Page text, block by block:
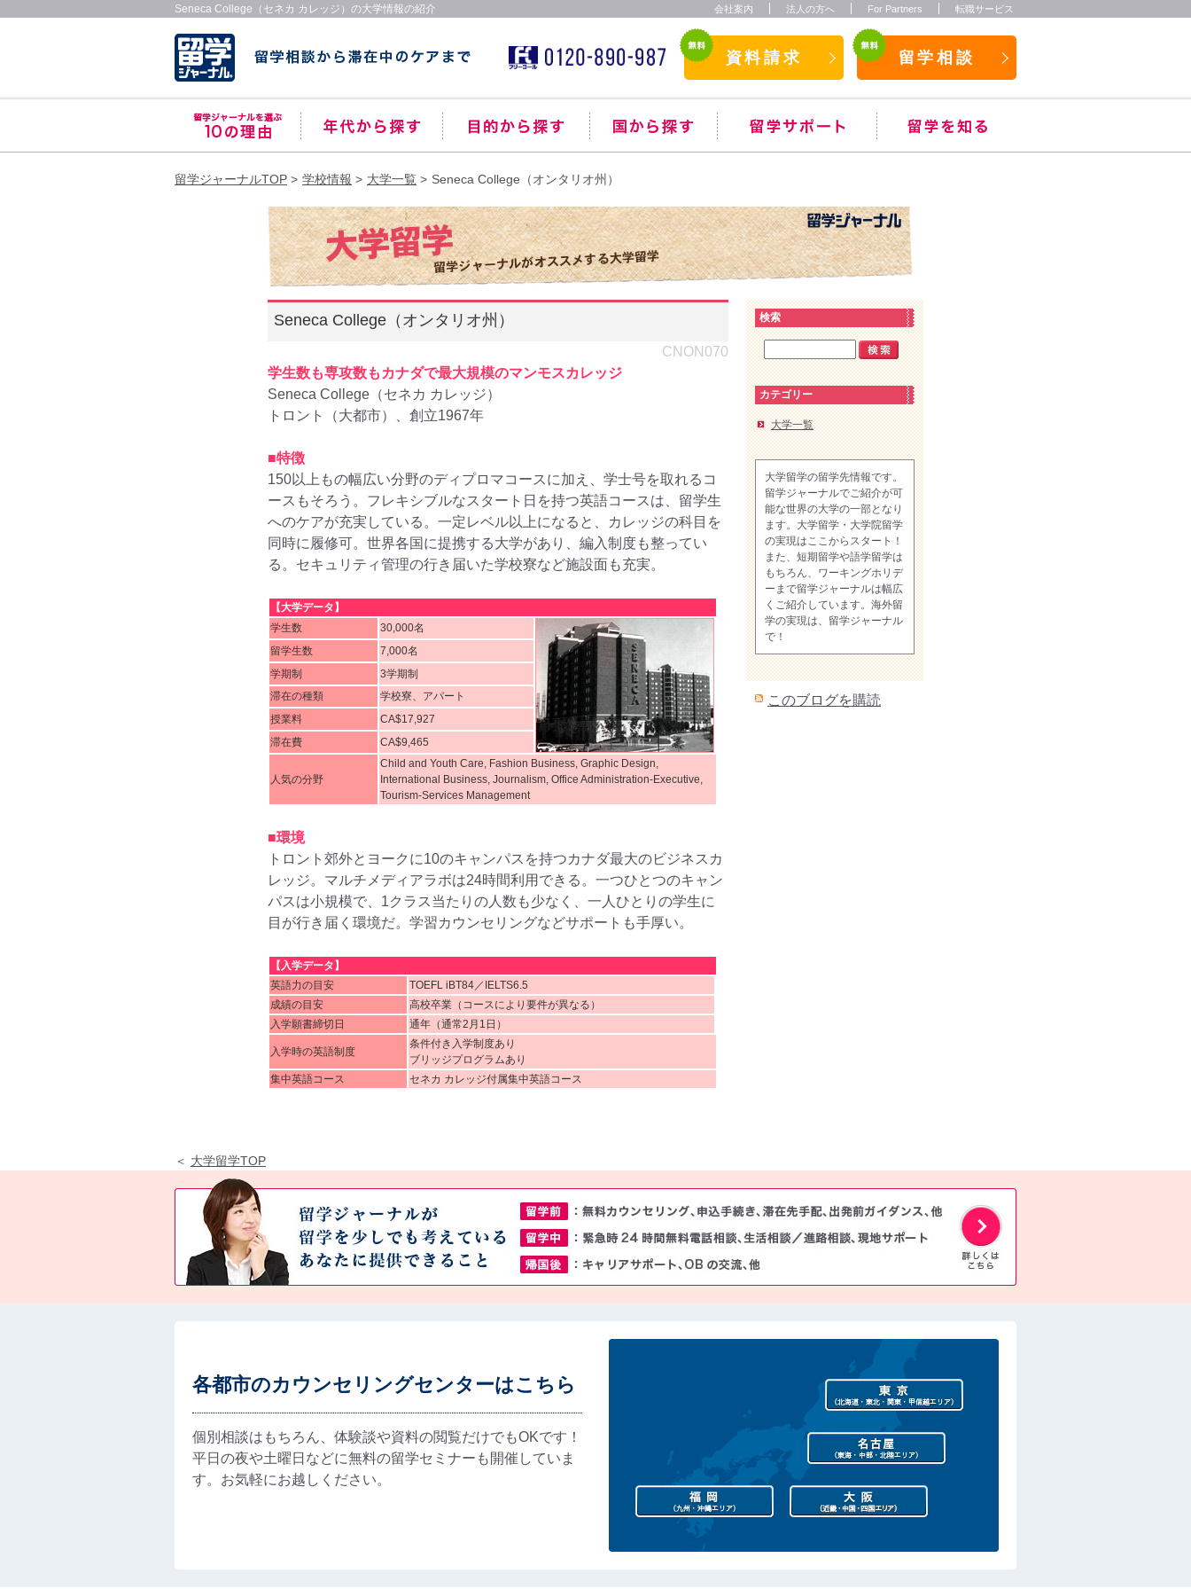
Seneca College（セネカ カレッジ）の大学情報の紹介 会社案内 法人の方へ For Partners 転職サービス
資料請求 留学相談
留学ジャーナルTOP 学校情報 大学一覧 Seneca College（オンタリオ州）
Seneca College（オンタリオ州）
CNON070
学生数も専攻数もカナダで最大規模のマンモスカレッジ
Seneca College（セネカ カレッジ）
トロント（大都市）、創立1967年
■特徴
150以上もの幅広い分野のディプロマコースに加え、学士号を取れるコ
ースもそろう。フレキシブルなスタート日を持つ英語コースは、留学生
へのケアが充実している。一定レベル以上になると、カレッジの科目を
同時に履修可。世界各国に提携する大学があり、編入制度も整ってい
る。セキュリティ管理の行き届いた学校寮など施設面も充実。
【大学データ】
学生数
30,000名
留学生数
7,000名
学期制
3学期制
滞在の種類
学校寮、アパート
授業料
CA$17,927
滞在費
CA$9,465
人気の分野
Child and Youth Care, Fashion Business, Graphic Design,
International Business, Journalism, Office Administration-Executive,
Tourism-Services Management
■環境
トロント郊外とヨークに10のキャンパスを持つカナダ最大のビジネスカ
レッジ。マルチメディアラボは24時間利用できる。一つひとつのキャン
パスは小規模で、1クラス当たりの人数も少なく、一人ひとりの学生に
目が行き届く環境だ。学習カウンセリングなどサポートも手厚い。
【入学データ】
英語力の目安
TOEFL iBT84／IELTS6.5
成績の目安
高校卒業（コースにより要件が異なる）
入学願書締切日
通年（通常2月1日）
入学時の英語制度
条件付き入学制度あり
ブリッジプログラムあり
集中英語コース
セネカ カレッジ付属集中英語コース
検索
カテゴリー
大学一覧
大学留学の留学先情報です。
留学ジャーナルでご紹介が可
能な世界の大学の一部となり
ます。大学留学・大学院留学
の実現はここからスタート！
また、短期留学や語学留学は
もちろん、ワーキングホリデ
ーまで留学ジャーナルは幅広
くご紹介しています。海外留
学の実現は、留学ジャーナル
で！
このブログを購読
＜ 大学留学TOP
各都市のカウンセリングセンターはこちら
個別相談はもちろん、体験談や資料の閲覧だけでもOKです！
平日の夜や土曜日などに無料の留学セミナーも開催していま
す。お気軽にお越しください。